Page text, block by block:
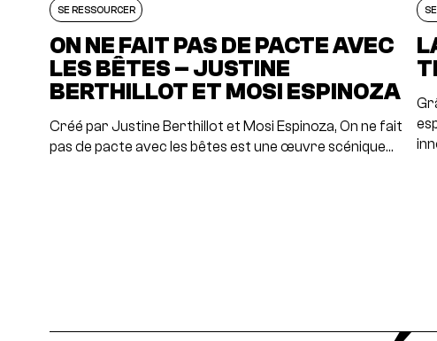
SE RESSOURCER
ON NE FAIT PAS DE PACTE AVEC
LES BÊTES – JUSTINE
BERTHILLOT ET MOSI ESPINOZA
Créé par Justine Berthillot et Mosi Espinoza, On ne fait
pas de pacte avec les bêtes est une œuvre scénique…